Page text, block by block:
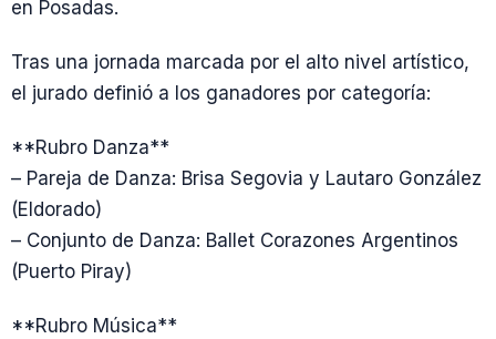
en Posadas.
Tras una jornada marcada por el alto nivel artístico,
el jurado definió a los ganadores por categoría:
**Rubro Danza**
– Pareja de Danza: Brisa Segovia y Lautaro González
(Eldorado)
– Conjunto de Danza: Ballet Corazones Argentinos
(Puerto Piray)
**Rubro Música**